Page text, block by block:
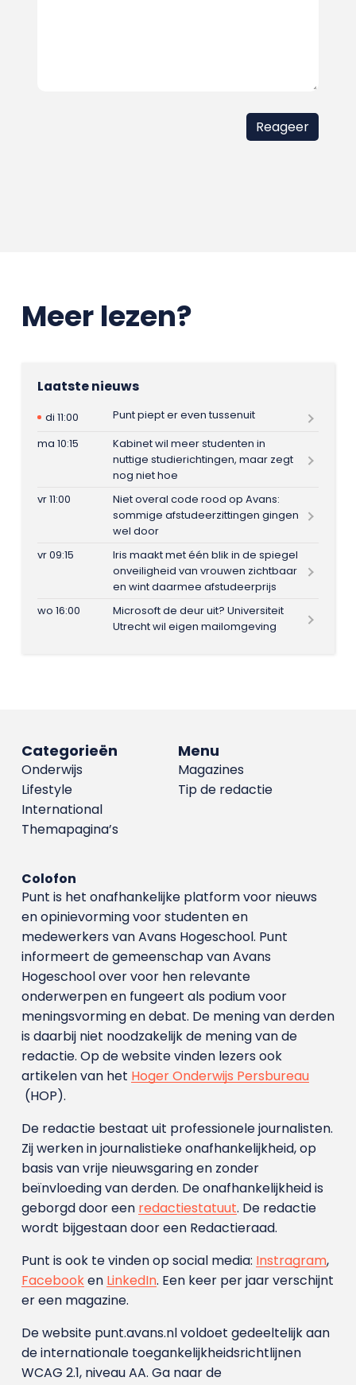
Meer lezen?
Laatste nieuws
di 11:00
Punt piept er even tussenuit
ma 10:15
Kabinet wil meer studenten in
nuttige studierichtingen, maar zegt
nog niet hoe
vr 11:00
Niet overal code rood op Avans:
sommige afstudeerzittingen gingen
wel door
vr 09:15
Iris maakt met één blik in de spiegel
onveiligheid van vrouwen zichtbaar
en wint daarmee afstudeerprijs
wo 16:00
Microsoft de deur uit? Universiteit
Utrecht wil eigen mailomgeving
Menu
Magazines
Tip de redactie
Categorieën
Onderwijs
Lifestyle
International
Themapagina’s
Colofon
Punt is het onafhankelijke platform voor nieuws
en opinievorming voor studenten en
medewerkers van Avans Hoge­school. Punt
informeert de gemeenschap van Avans
Hogeschool over voor hen relevante
onderwerpen en fungeert als podium voor
meningsvorming en debat. De mening van derden
is daarbij niet noodzakelijk de mening van de
redactie. Op de website vinden lezers ook
artikelen van het Hoger Onderwijs Persbureau
(HOP).
De redactie bestaat uit professionele journalisten.
Zij werken in journalistieke onafhankelijkheid, op
basis van vrije nieuwsgaring en zonder
beïnvloeding van derden. De onafhankelijkheid is
geborgd door een redactiestatuut. De redactie
wordt bijgestaan door een Redactieraad.
Punt is ook te vinden op social media: Instragram,
Facebooken LinkedIn. Een keer per jaar verschijnt
er een magazine.
De website punt.avans.nl voldoet gedeeltelijk aan
de internationale toegankelijkheidsrichtlijnen
WCAG 2.1, niveau AA. Ga naar de